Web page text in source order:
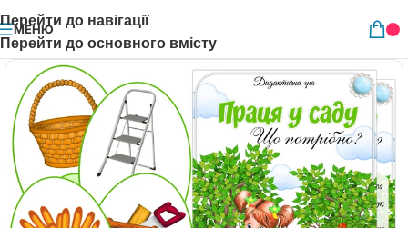
Перейти до навігації
Перейти до основного вмісту
МЕНЮ